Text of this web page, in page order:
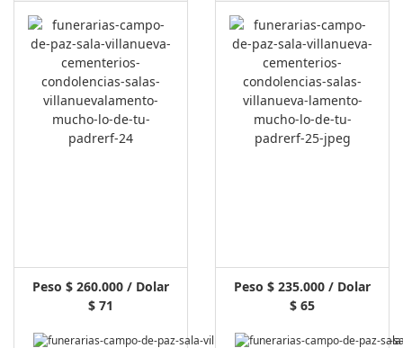
Peso $ 260.000 / Dolar
$ 71
Peso $ 235.000 / Dolar
$ 65